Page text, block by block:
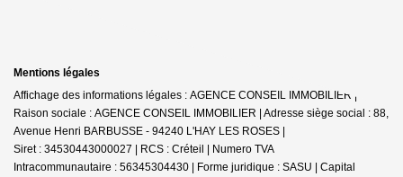
Mentions légales
Affichage des informations légales : AGENCE CONSEIL IMMOBILIER |
Raison sociale : AGENCE CONSEIL IMMOBILIER | Adresse siège social : 88,
Avenue Henri BARBUSSE - 94240 L'HAY LES ROSES |
Siret : 34530443000027 | RCS : Créteil | Numero TVA
Intracommunautaire : 56345304430 | Forme juridique : SASU | Capital